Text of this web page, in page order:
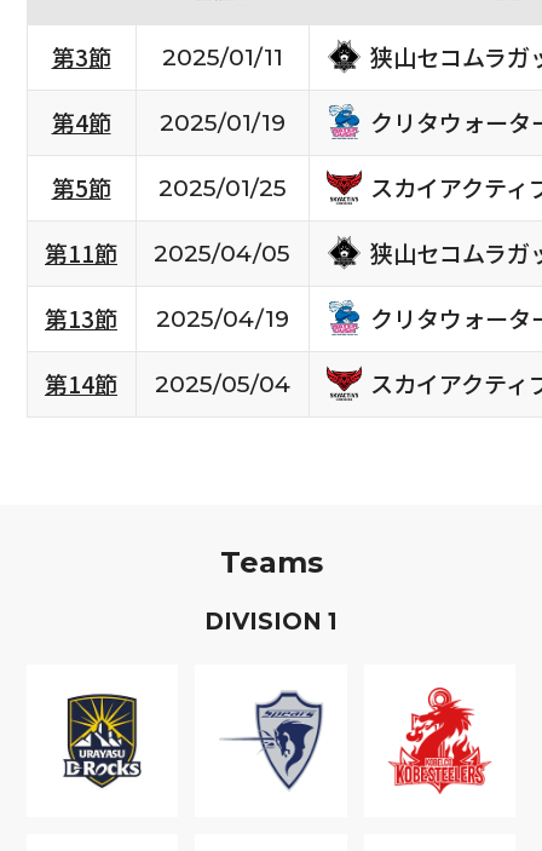
第3節 2025/01/11
狭山セコムラガ
第4節
2025/01/19
クリタウォータ
第5節
2025/01/25
スカイアクティ
第11節
2025/04/05
狭山セコムラガ
第13節
2025/04/19
クリタウォータ
第14節
2025/05/04 スカイアクティ
Teams
DIVISION 1